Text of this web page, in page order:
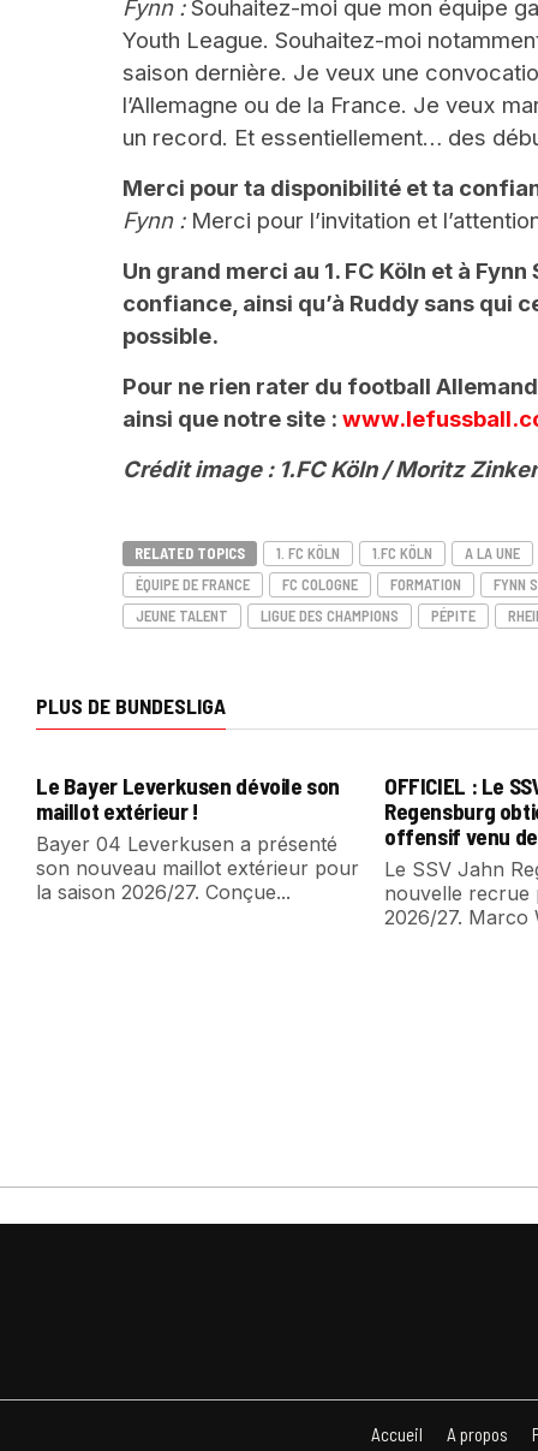
Fynn :Souhaitez-moi que mon équipe
Youth League. Souhaitez-moi
saison dernière. Je veux une
l’Allemagne ou de la France. Je veux
un record. Et essentiellement… des
Merci pour ta disponibilité et ta
Fynn :Merci pour l’invitation et
Un grand merci au 1. FC Köln et à
confiance, ainsi qu’à Ruddy sans qui
possible.
Pour ne rien rater du football
ainsi que notre site :
Crédit image : 1.FC Köln / Moritz
RELATED TOPICS 1. FC KÖLN 1.FC KÖLN
A LA UNE
ÉQUIPE DE FRANCE
FC COLOGNE FORMATION
FYNN
JEUNE TALENT
LIGUE DES CHAMPIONS PÉPITE
PLUS DE BUNDESLIGA
Le Bayer Leverkusen dévoile son
maillot extérieur !
Bayer 04 Leverkusen a présenté
son nouveau maillot extérieur pour
la saison 2026/27. Conçue...
OFFICIEL : Le
Regensburg
offensif venu
Le SSV Jahn
nouvelle recrue
2026/27. Marco
Accueil A propos